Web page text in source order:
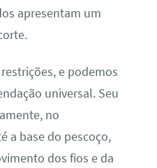
apresentam um
e podemos
universal. Seu
no
a base do pescoço,
dos fios e da